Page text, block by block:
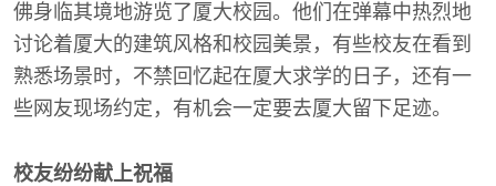
佛身临其境地游览了厦大校园。他们在弹幕中热烈地
讨论着厦大的建筑风格和校园美景，有些校友在看到
熟悉场景时，不禁回忆起在厦大求学的日子，还有一
些网友现场约定，有机会一定要去厦大留下足迹。
校友纷纷献上祝福